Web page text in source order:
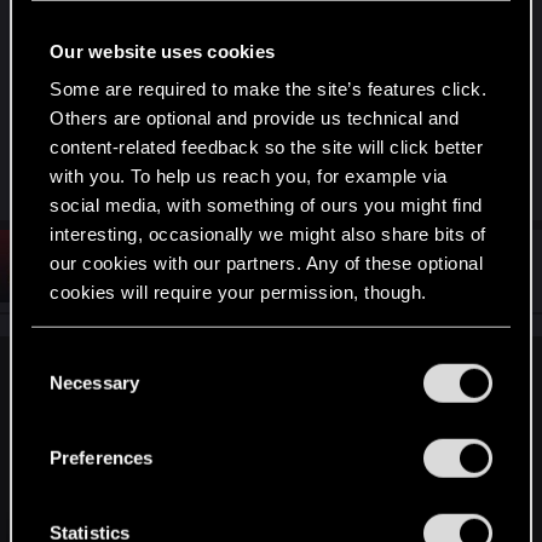
Our website uses cookies
Some are required to make the site’s features click.
Others are optional and provide us technical and
content-related feedback so the site will click better
with you. To help us reach you, for example via
social media, with something of ours you might find
interesting, occasionally we might also share bits of
our cookies with our partners. Any of these optional
cookies will require your permission, though.
and tweak your preferences regarding them in the
Necessary
Preferences
Statistics
В обт в этом плане все было на много проще и
понятней.
Last edited: Aug 4, 2019
R
a
c
i
o
s
gapaot,threeserti,ded_happosai and 6 others
chevaisirp Forum veteran
Cugel_Vance said:
т.к она потеряла весь смысл. Ты можешь играть на
парочке фракций и иметь шикарный вин рейт, а другой
больше чем побед и он будет выше в списке.